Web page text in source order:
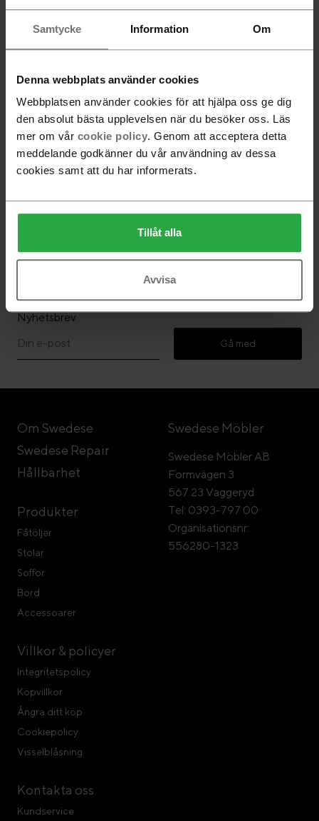
Samtycke Information Om
Denna webbplats använder cookies
Webbplatsen använder cookies för att hjälpa oss ge dig
den absolut bästa upplevelsen när du besöker oss. Läs
mer om vår cookie policy. Genom att acceptera detta
meddelande godkänner du vår användning av dessa
cookies samt att du har informerats.
Tillåt alla
Avvisa
cm
Comma Spegel oblong
Alla produkter är laddade
Nyhetsbrev
Gå med
Om Swedese
Swedese Repair
Hållbarhet
Produkter
Fåtöljer
Stolar
Soffor
Bord
Accessoarer
Villkor & policyer
Integritetspolicy
Köpvillkor
Ångra ditt köp
Cookiepolicy
Visselblåsning
Kontakta oss
Kundservice
Swedese Möbler
Swedese Möbler AB
Formvägen 3
567 23 Vaggeryd
Tel: 0393-797 00
Organisationsnr:
556280-1323